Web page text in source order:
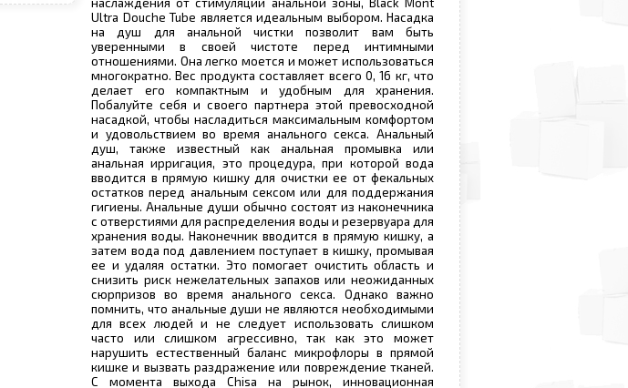
Ultra Douche Tube является идеальным выбором. Насадка
на душ для анальной чистки позволит вам быть
уверенными в своей чистоте перед интимными
отношениями. Она легко моется и может использоваться
многократно. Вес продукта составляет всего 0, 16 кг, что
делает его компактным и удобным для хранения.
Побалуйте себя и своего партнера этой превосходной
насадкой, чтобы насладиться максимальным комфортом
и удовольствием во время анального секса. Анальный
душ, также известный как анальная промывка или
анальная ирригация, это процедура, при которой вода
вводится в прямую кишку для очистки ее от фекальных
остатков перед анальным сексом или для поддержания
гигиены. Анальные души обычно состоят из наконечника
с отверстиями для распределения воды и резервуара для
хранения воды. Наконечник вводится в прямую кишку, а
затем вода под давлением поступает в кишку, промывая
ее и удаляя остатки. Это помогает очистить область и
снизить риск нежелательных запахов или неожиданных
сюрпризов во время анального секса. Однако важно
помнить, что анальные души не являются необходимыми
для всех людей и не следует использовать слишком
часто или слишком агрессивно, так как это может
нарушить естественный баланс микрофлоры в прямой
кишке и вызвать раздражение или повреждение тканей.
С момента выхода Chisa на рынок, инновационная